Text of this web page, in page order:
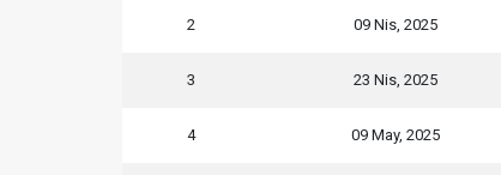
2 09 Nis, 2025
3 23 Nis, 2025
4 09 May, 2025